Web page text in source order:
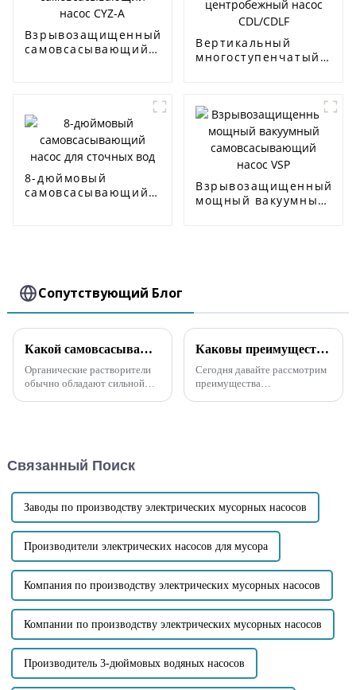
Взрывозащищенный
самовсасывающий
Вертикальный
многоступенчатый
8-дюймовый
самовсасывающий
Взрывозащищенный
мощный вакуумный
Сопутствующий Блог
Какой самовсасывающий насос используется для органических растворителей?
Органические растворители
обычно обладают сильной
ключевые
стойкость: Корпус насоса и
внутренние части...
Каковы преимущества самовсасывающих насосов по сравнению с погружными насосами?
Сегодня давайте рассмотрим
преимущества
Связанный Поиск
Заводы по производству электрических мусорных насосов
Производители электрических насосов для мусора
Компания по производству электрических мусорных насосов
Компании по производству электрических мусорных насосов
Производитель 3-дюймовых водяных насосов